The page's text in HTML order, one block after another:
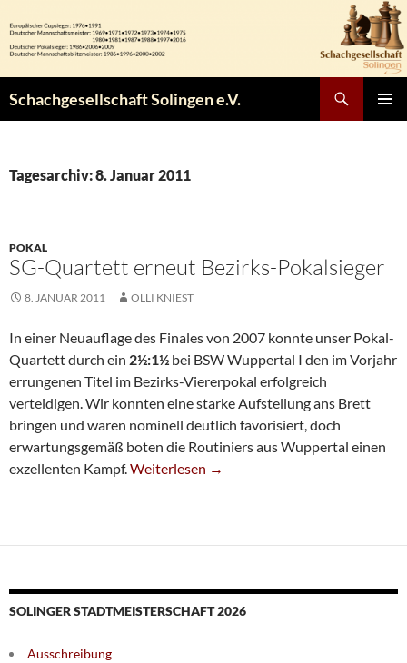
Inhalt
springen
Schachgesellschaft Solingen e.V.
Tagesarchiv: 8. Januar 2011
POKAL
SG-Quartett erneut Bezirks-Pokalsieger
8. JANUAR 2011 OLLI KNIEST
In einer Neuauflage des Finales von 2007 konnte unser Pokal-
Quartett durch ein 2½:1½ bei BSW Wuppertal I den im Vorjahr
errungenen Titel im Bezirks-Viererpokal erfolgreich
verteidigen. Wir konnten eine starke Aufstellung ans Brett
bringen und waren nominell deutlich favorisiert, doch
erwartungsgemäß boten die Routiniers aus Wuppertal einen
exzellenten Kampf.SG-Quartett Erneut Bezirks-Pokalsieger
Weiterlesen →
SOLINGER STADTMEISTERSCHAFT 2026
Ausschreibung